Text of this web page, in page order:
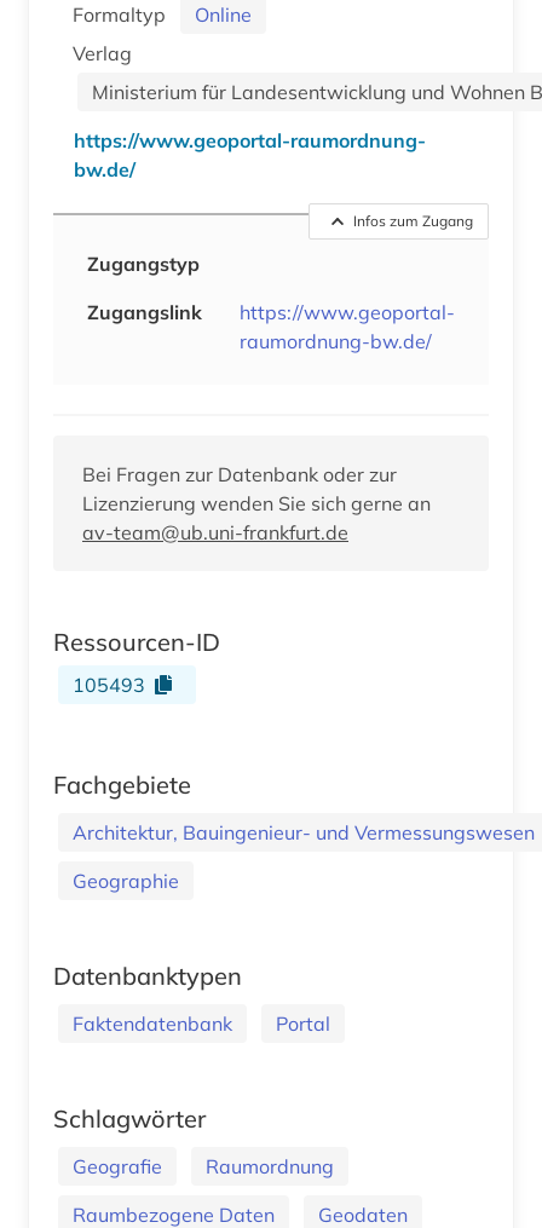
Formaltyp
Online
Verlag
Ministerium für Landesentwicklung und
https://www.geoportal-raumordnung-
bw.de/
Infos zum Zugang
Zugangstyp
Zugangslink
https://www.geoportal-
raumordnung-bw.de/
Bei Fragen zur Datenbank oder zur
Lizenzierung wenden Sie sich gerne an
av-team@ub.uni-frankfurt.de
Ressourcen-ID
105493
Fachgebiete
Architektur, Bauingenieur- und Vermessungswesen
Geographie
Datenbanktypen
Faktendatenbank Portal
Schlagwörter
Geografie
Raumordnung
Raumbezogene Daten
Geodaten